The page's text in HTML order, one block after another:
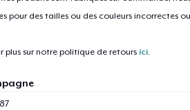
pour des tailles ou des couleurs incorrectes
plus sur notre politique de retours ici.